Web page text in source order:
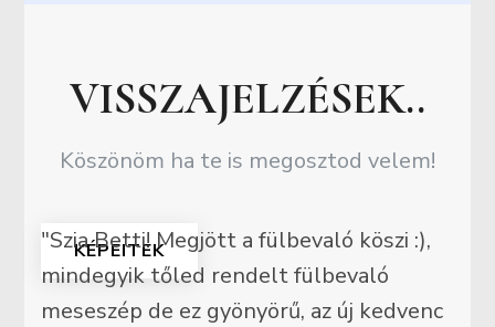
VISSZAJELZÉSEK..
Köszönöm ha te is megosztod velem!
KÉPEITEK
"Szia Betti! Megjött a fülbevaló köszi :),
mindegyik tőled rendelt fülbevaló
meseszép de ez gyönyörű, az új kedvenc